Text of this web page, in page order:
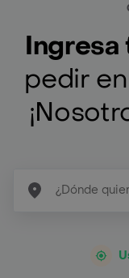
pedir en